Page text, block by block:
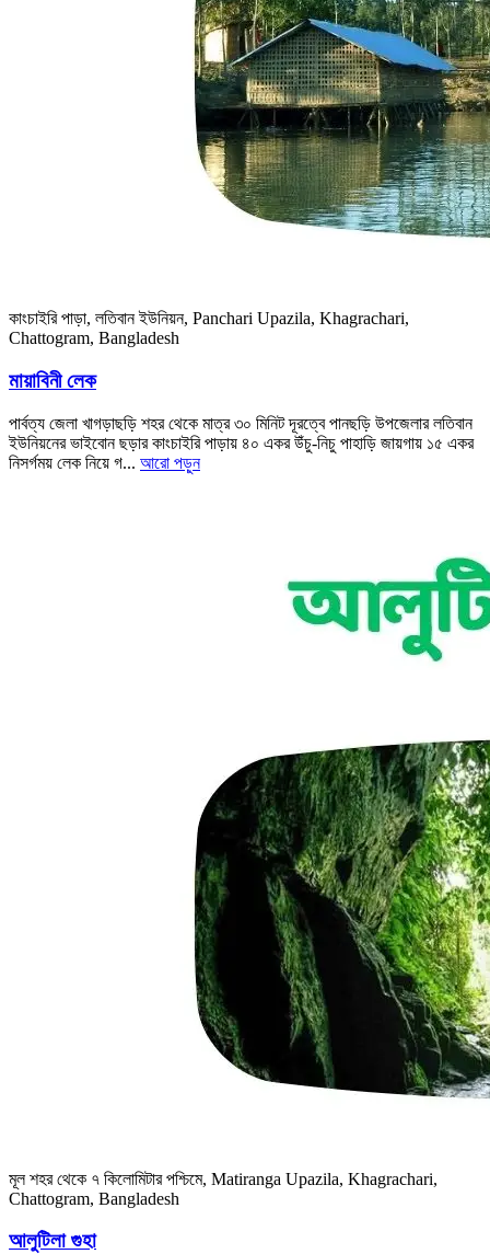
কাংচাইরি পাড়া, লতিবান ইউনিয়ন, Panchari Upazila, Khagrachari,
Chattogram, Bangladesh
মায়াবিনী লেক
পার্বত্য জেলা খাগড়াছড়ি শহর থেকে মাত্র ৩০ মিনিট দূরত্বে পানছড়ি উপজেলার লতিবান
ইউনিয়নের ভাইবোন ছড়ার কাংচাইরি পাড়ায় ৪০ একর উঁচু-নিচু পাহাড়ি জায়গায় ১৫ একর
নিসর্গময় লেক নিয়ে গ... আরো পড়ুন
মূল শহর থেকে ৭ কিলোমিটার পশ্চিমে, Matiranga Upazila, Khagrachari,
Chattogram, Bangladesh
আলুটিলা গুহা